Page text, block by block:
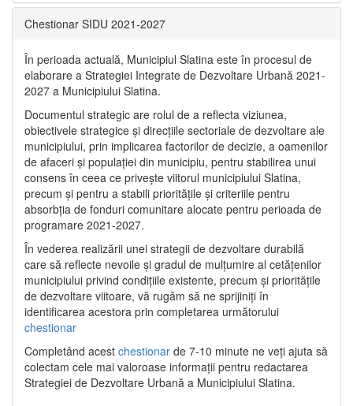
Chestionar SIDU 2021-2027
În perioada actuală, Municipiul Slatina este în procesul de
elaborare a Strategiei Integrate de Dezvoltare Urbană 2021‐
2027 a Municipiului Slatina.
Documentul strategic are rolul de a reflecta viziunea,
obiectivele strategice și direcțiile sectoriale de dezvoltare ale
municipiului, prin implicarea factorilor de decizie, a oamenilor
de afaceri și populației din municipiu, pentru stabilirea unui
consens în ceea ce privește viitorul municipiului Slatina,
precum și pentru a stabili prioritățile și criteriile pentru
absorbția de fonduri comunitare alocate pentru perioada de
programare 2021-2027.
În vederea realizării unei strategii de dezvoltare durabilă
care să reflecte nevoile și gradul de mulțumire al cetățenilor
municipiului privind condițiile existente, precum și prioritățile
de dezvoltare viitoare, vă rugăm să ne sprijiniți în
identificarea acestora prin completarea următorului
chestionar
Completând acest chestionar de 7-10 minute ne veți ajuta să
colectam cele mai valoroase informații pentru redactarea
Strategiei de Dezvoltare Urbană a Municipiului Slatina.